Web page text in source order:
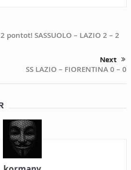
SASSUOLO – LAZIO 2 – 2
Next
SS LAZIO – FIORENTINA 0 – 0